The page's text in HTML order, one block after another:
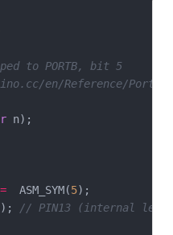
to PORTB, bit 5
en/Reference/
n) ;
=
  ASM_SYM(
5);
// PIN13 (internal led)